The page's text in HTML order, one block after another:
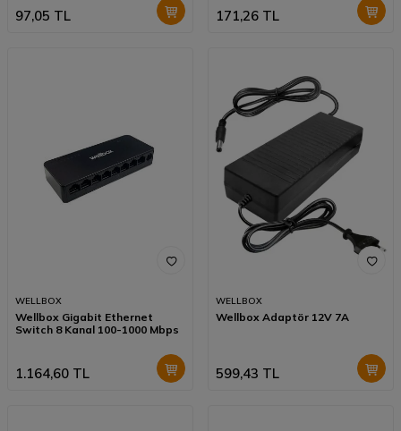
97,05 TL 171,26 TL
WELLBOX
Wellbox Gigabit Ethernet
Switch 8 Kanal 100-1000 Mbps
1.164,60 TL
WELLBOX
Wellbox Adaptör 12V 7A
599,43 TL